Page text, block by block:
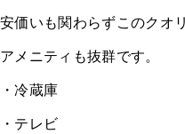
安価いも関わらずこのクオ
アメニティも抜群です。
・冷蔵庫
・テレビ